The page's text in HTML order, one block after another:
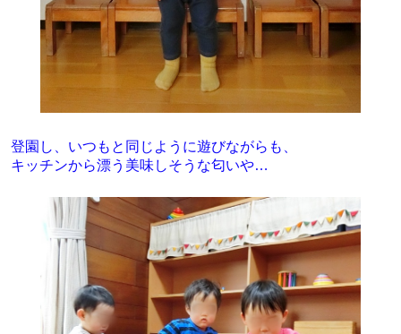
登園し、いつもと同じように遊びながらも、
キッチンから漂う美味しそうな匂いや…